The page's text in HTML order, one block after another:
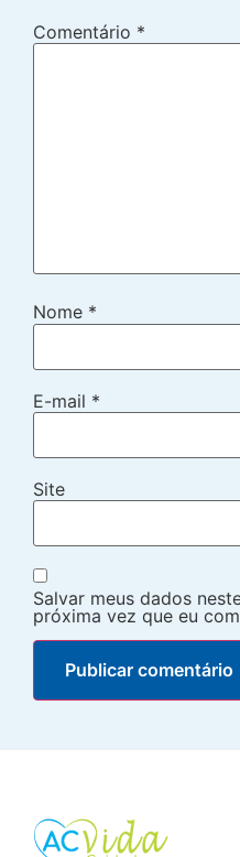
Comentário *
Nome *
E-mail *
Site
Salvar meus dados
próxima vez que eu